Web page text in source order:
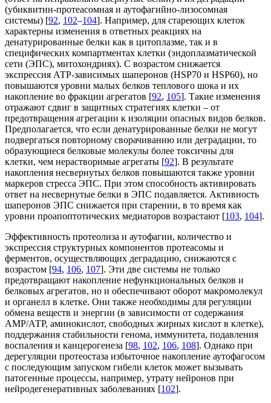
(убиквитин-протеасомная и аутофагийно-лизосомная
системы) [92, 102–104]. Например, для стареющих клеток
характерны изменения в ответных реакциях на
денатурированные белки как в цитоплазме, так и в
специфических компартментах клетки (эндоплазматической
сети (ЭПС), митохондриях). С возрастом снижается
экспрессия АТP-зависимых шаперонов (HSP70 и HSP60), но
повышаются уровни малых белков теплового шока и их
накопление во фракции агрегатов [92, 105]. Такие изменения
отражают сдвиг в защитных стратегиях клетки – от
предотвращения агрегации к изоляции опасных видов белков.
Предполагается, что если денатурированные белки не могут
подвергаться повторному сворачиванию или деградации, то
образующиеся белковые молекулы более токсичны для
клетки, чем нерастворимые агрегаты [92]. В результате
накопления несвернутых белков повышаются также уровни
маркеров стресса ЭПС. При этом способность активировать
ответ на несвернутые белки в ЭПС подавляется. Активность
шаперонов ЭПС снижается при старении, в то время как
уровни проапоптотических медиаторов возрастают [103, 104].
Эффективность протеолиза и аутофагии, количество и
экспрессия структурных компонентов протеасомы и
ферментов, осуществляющих деградацию, снижаются с
возрастом [94, 106, 107]. Эти две системы не только
предотвращают накопление нефункциональных белков и
белковых агрегатов, но и обеспечивают оборот макромолекул
и органелл в клетке. Они также необходимы для регуляции
обмена веществ и энергии (в зависимости от содержания
АМP/АТP, аминокислот, свободных жирных кислот в клетке),
поддержания стабильности генома, иммунитета, подавления
воспаления и канцерогенеза [98, 102, 106, 108]. Однако при
дерегуляции протеостаза избыточное накопление аутофагосом
с последующим запуском гибели клеток может вызывать
патогенные процессы, например, утрату нейронов при
нейродегенеративных заболеваниях [102].